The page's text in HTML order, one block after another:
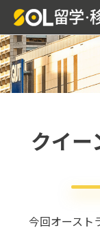
クイー
今回オースト